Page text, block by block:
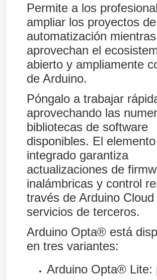
Permite a los
ampliar los proyectos de
automatización mientras
aprovechan el
abierto y ampliamente
de Arduino.
Póngalo a trabajar
aprovechando las
bibliotecas de software
disponibles. El
integrado garantiza
actualizaciones de
inalámbricas y control
través de Arduino Cloud
servicios de terceros.
Arduino Opta® está
en tres variantes:
Arduino Opta® Lite: